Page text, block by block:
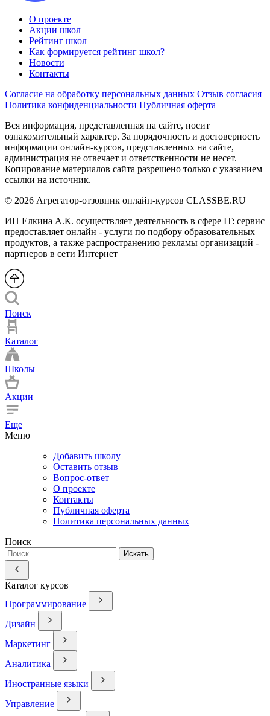
О проекте
Акции школ
Рейтинг школ
Как формируется рейтинг школ?
Новости
Контакты
Согласие на обработку персональных данных Отзыв согласия
Политика конфиденциальности Публичная оферта
Вся информация, представленная на сайте, носит
ознакомительный характер. За порядочность и достоверность
информации онлайн-курсов, представленных на сайте,
администрация не отвечает и ответственности не несет.
Копирование материалов сайта разрешено только с указанием
ссылки на источник.
© 2026 Агрегатор-отзовник онлайн-курсов CLASSBE.RU
ИП Елкина А.К. осуществляет деятельность в сфере IT: сервис
предоставляет онлайн - услуги по подбору образовательных
продуктов, а также распространению рекламы организаций -
партнеров в сети Интернет
Поиск
Каталог
Школы
Акции
Еще
Меню
Добавить школу
Оставить отзыв
Вопрос-ответ
О проекте
Контакты
Публичная оферта
Политика персональных данных
Поиск
Искать
Каталог курсов
Программирование
Дизайн
Маркетинг
Аналитика
Иностранные языки
Управление